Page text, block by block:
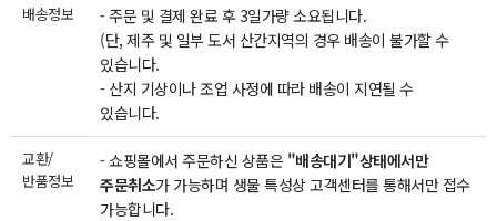
배송정보
- 주문 및 결제 완료 후 3일가량 소요됩니다.
(단, 제주 및 일부 도서 산간지역의 경우 배송이 불가할 수
있습니다.
- 산지 기상이나 조업 사정에 따라 배송이 지연될 수
있습니다.
교환/
반품정보
- 쇼핑몰에서 주문하신 상품은 "배송대기"상태에서만
주문취소가 가능하며 생물 특성상 고객센터를 통해서만 접수
가능합니다.